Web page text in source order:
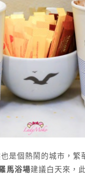
是個熱鬧的城市，繁
馬浴場建議白天來，